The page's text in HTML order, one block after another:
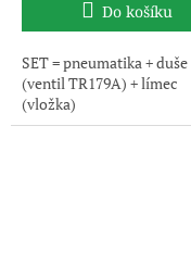
Do košíku
SET = pneumatika + duše
(ventil TR179A) + límec
(vložka)